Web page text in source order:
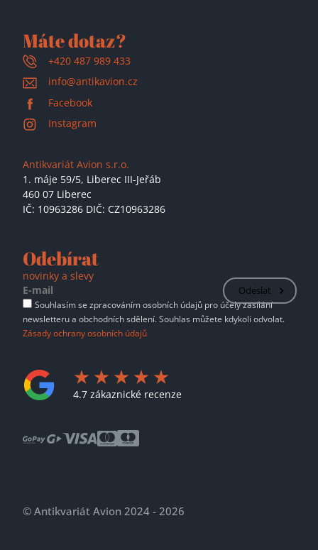
Máte dotaz?
+420 487 989 433
info@antikavion.cz
Facebook
Instagram
Antikvariát Avion s.r.o.
1. máje 59/5, Liberec III-Jeřáb
460 07 Liberec
IČ: 10963286 DIČ: CZ10963286
Odebírat
novinky a slevy
Odeslat
Souhlasím se zpracováním osobních údajů pro účely zasílání
newsletteru a obchodních sdělení. Souhlas můžete kdykoli odvolat.
Zásady ochrany osobních údajů
4.7 zákaznické recenze
© Antikvariát Avion 2024 - 2026